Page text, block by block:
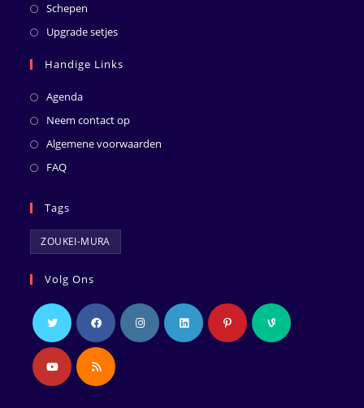
Schepen
Upgrade setjes
Handige Links
Agenda
Neem contact op
Algemene voorwaarden
FAQ
Tags
ZOUKEI-MURA
Volg Ons
Opent
in
Opent
in